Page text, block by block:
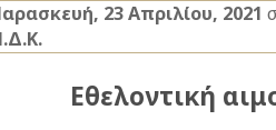
23 Απριλίου, 2021
Εθελοντική